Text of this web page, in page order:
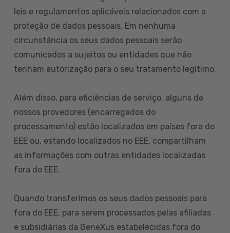
leis e regulamentos aplicáveis relacionados com a
proteção de dados pessoais. Em nenhuma
circunstância os seus dados pessoais serão
comunicados a sujeitos ou entidades que não
tenham autorização para o seu tratamento legítimo.
Além disso, para eficiências de serviço, alguns de
nossos provedores (encarregados do
processamento) estão localizados em países fora do
EEE ou, estando localizados no EEE, compartilham
as informações com outras entidades localizadas
fora do EEE.
Quando transferimos os seus dados pessoais para
fora do EEE, para serem processados pelas afiliadas
e subsidiárias da GeneXus estabelecidas fora do